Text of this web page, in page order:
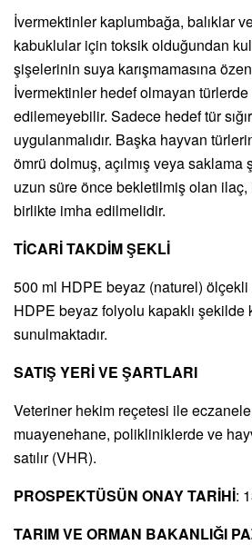
İvermektinler kaplumbağa, balıklar
kabuklular için toksik olduğundan
şişelerinin suya karışmamasına
İvermektinler hedef olmayan
edilemeyebilir. Sadece hedef tür
uygulanmalıdır. Başka hayvan
ömrü dolmuş, açılmış veya saklama
uzun süre önce bekletilmiş olan
birlikte imha edilmelidir.
TİCARİ TAKDİM ŞEKLİ
500 ml HDPE beyaz (naturel) ölçekli
HDPE beyaz folyolu kapaklı şekilde
sunulmaktadır.
SATIŞ YERİ VE ŞARTLARI
Veteriner hekim reçetesi ile
muayenehane, polikliniklerde ve
satılır (VHR).
PROSPEKTÜSÜN ONAY TARİHİ:
TARIM VE ORMAN BAKANLIĞI